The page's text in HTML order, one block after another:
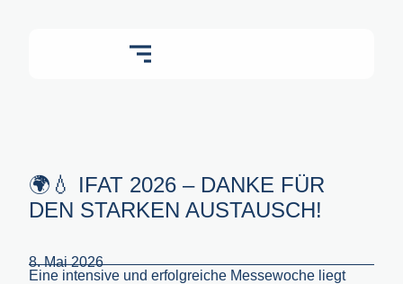
🌍💧 IFAT 2026 – DANKE FÜR
DEN STARKEN AUSTAUSCH!
8. Mai 2026
Eine intensive und erfolgreiche Messewoche liegt